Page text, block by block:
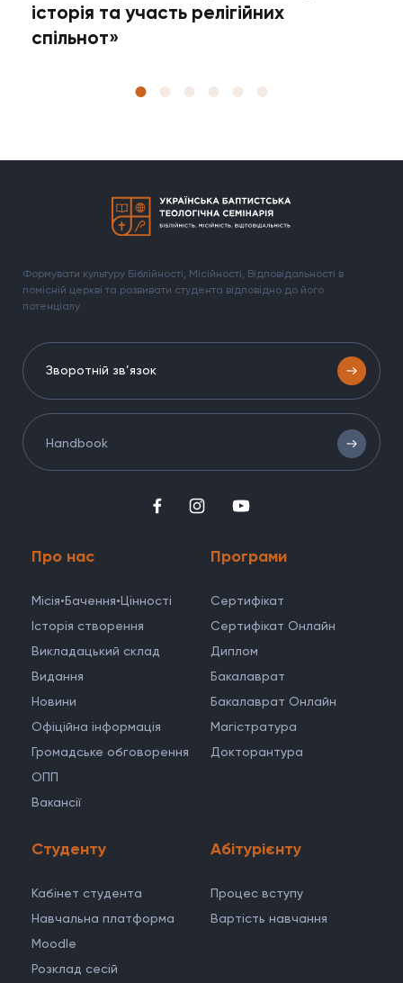
історія та участь релігійних
спільнот»
Формувати культуру Біблійності, Місійності, Відповідальності в
помісній церкві та розвивати студента відповідно до його
потенціалу.
Зворотній зв’язок
Handbook
Про нас
Місія•Бачення•Цінності
Історія створення
Викладацький склад
Видання
Новини
Офіційна інформація
Громадське обговорення
ОПП
Вакансії
Програми
Cертифікат
Сертифікат Онлайн
Диплом
Бакалаврат
Бакалаврат Онлайн
Магістратура
Докторантура
Студенту
Кабінет студента
Навчальна платформа
Moodle
Розклад сесій
Абітурієнту
Процес вступу
Вартість навчання